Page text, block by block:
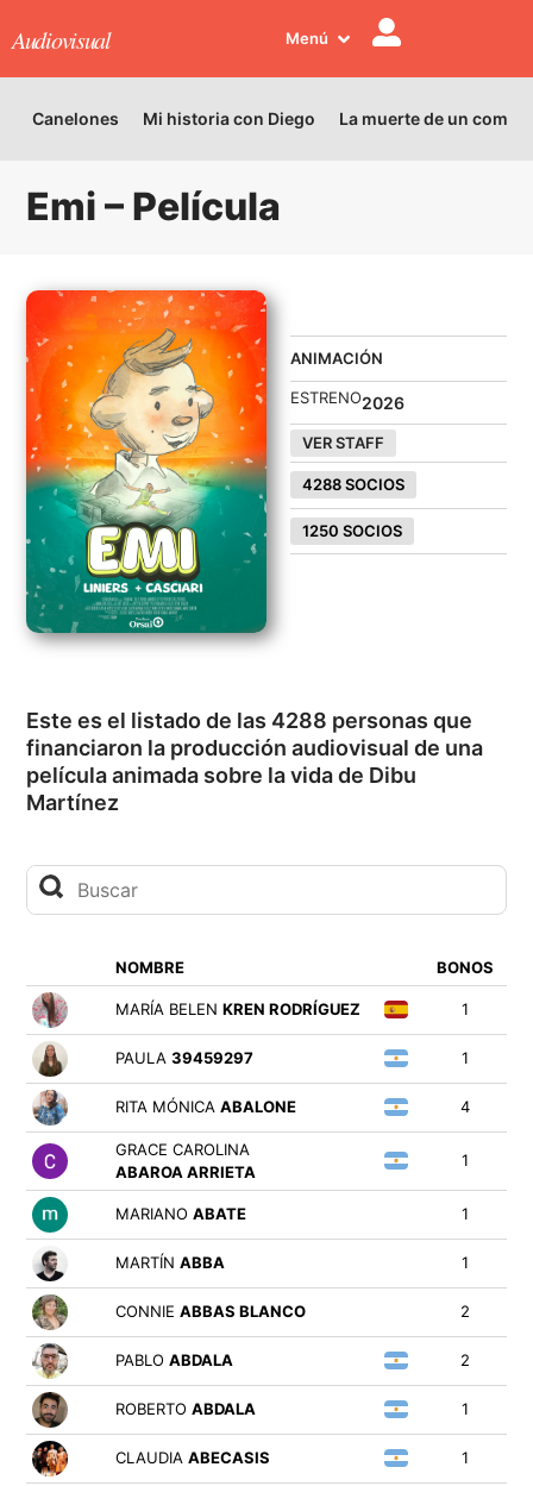
Audiovisual Menú
Canelones Mi historia con Diego La muerte de un
Emi – Película
ANIMACIÓN
ESTRENO2026
VER STAFF
4288 SOCIOS
1250 SOCIOS
Este es el listado de las 4288 personas que
financiaron la producción audiovisual de una
película animada sobre la vida de Dibu
Martínez
NOMBRE BONOS
MARÍA BELEN KREN RODRÍGUEZ 1
PAULA 39459297 1
RITA MÓNICA ABALONE 4
GRACE CAROLINA
ABAROA ARRIETA
1
MARIANO ABATE 1
MARTÍN ABBA 1
CONNIE ABBAS BLANCO 2
PABLO ABDALA 2
ROBERTO ABDALA 1
CLAUDIA ABECASIS 1